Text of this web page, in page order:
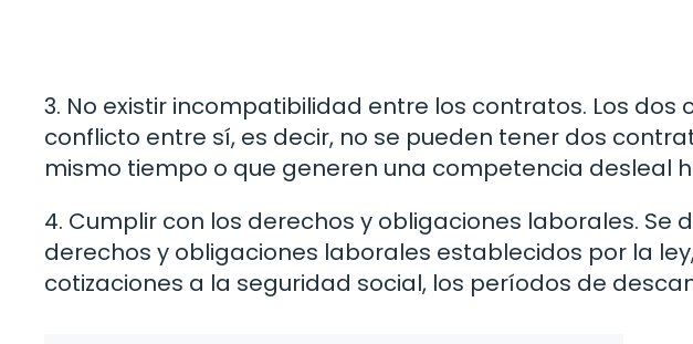
3. No existir incompatibilidad entre los contratos. Los
conflicto entre sí, es decir, no se pueden tener dos
mismo tiempo o que generen una competencia desleal
4. Cumplir con los derechos y obligaciones laborales. Se
derechos y obligaciones laborales establecidos por la
cotizaciones a la seguridad social, los períodos de